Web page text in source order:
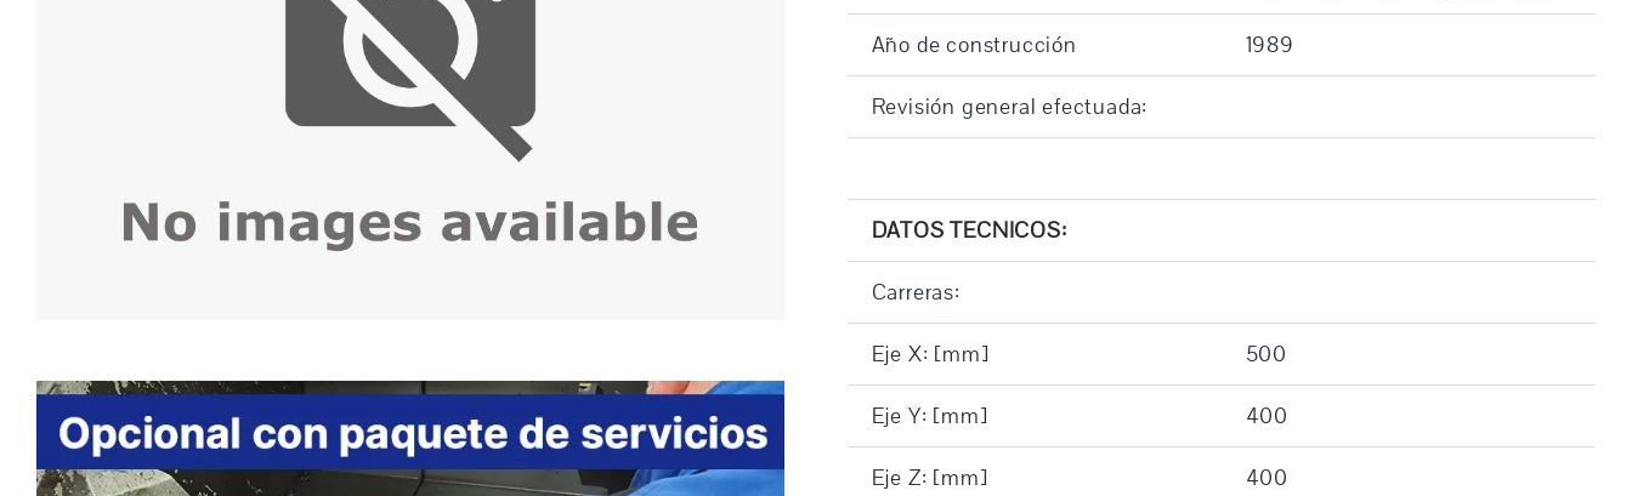
Año de construcción 1989
Revisión general efectuada:
DATOS TECNICOS:
Carreras:
Eje X: [mm] 500
Eje Y: [mm] 400
Eje Z: [mm] 400